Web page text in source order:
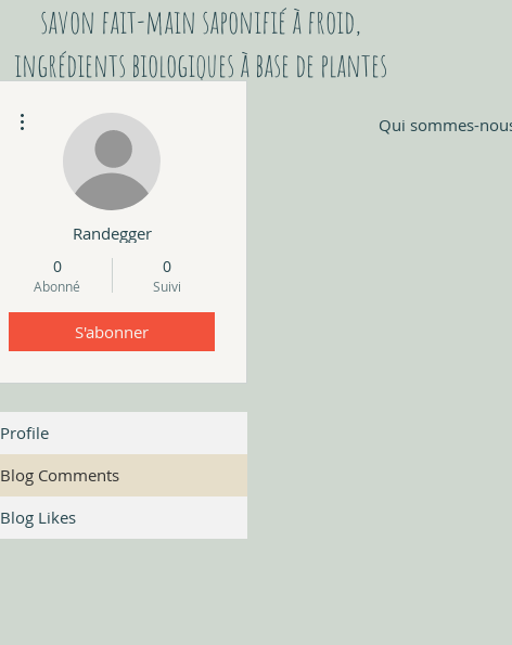
Fabriqué à Normandie, France
Qui sommes-
savon fait-main saponifié à froid,
ingrédients biologiques à base de plantes
Randegger
0
Abonné
0
Suivi
S'abonner
Profile
Blog Comments
Blog Likes